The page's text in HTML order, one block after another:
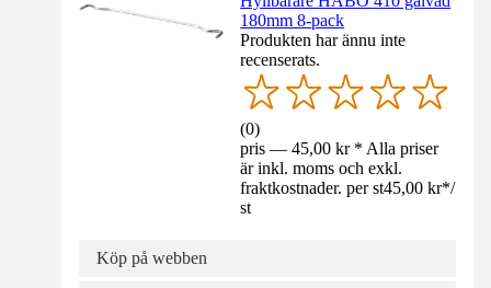
180mm 8-pack
Produkten har ännu inte
recenserats.
(0)
pris — 45,00 kr * Alla priser
är inkl. moms och exkl.
fraktkostnader. per st45,00 kr*/
st
Köp på webben